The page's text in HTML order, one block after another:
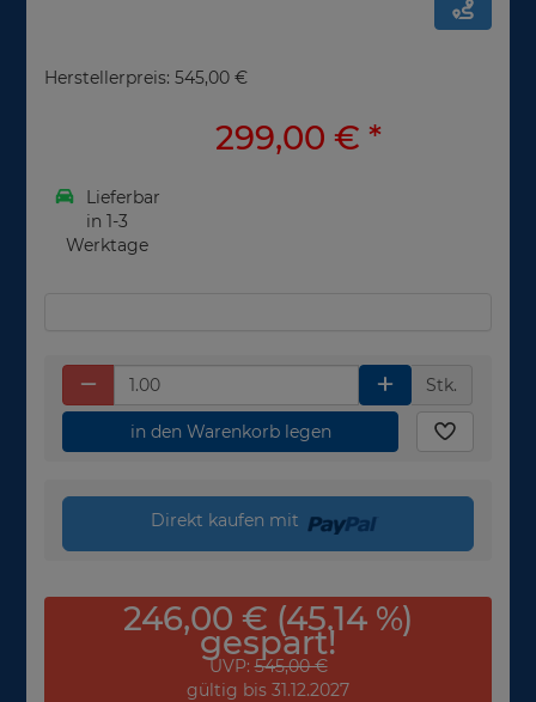
Herstellerpreis: 545,00 €
299,00 € *
Lieferbar
in 1-3
Werktage
Stk.
in den Warenkorb legen
Direkt kaufen mit
246,00 € (45.14 %)
gespart!
UVP:545,00 €
gültig bis 31.12.2027